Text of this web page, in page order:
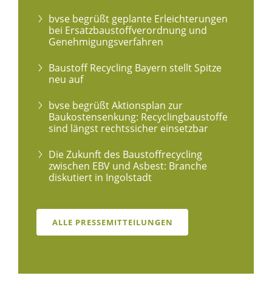
bvse begrüßt geplante Erleichterungen
bei Ersatzbaustoffverordnung und
Genehmigungsverfahren
Baustoff Recycling Bayern stellt Spitze
neu auf
bvse begrüßt Aktionsplan zur
Baukostensenkung: Recyclingbaustoffe
sind längst rechtssicher einsetzbar
Die Zukunft des Baustoffrecycling
zwischen EBV und Asbest: Branche
diskutiert in Ingolstadt
ALLE PRESSEMITTEILUNGEN